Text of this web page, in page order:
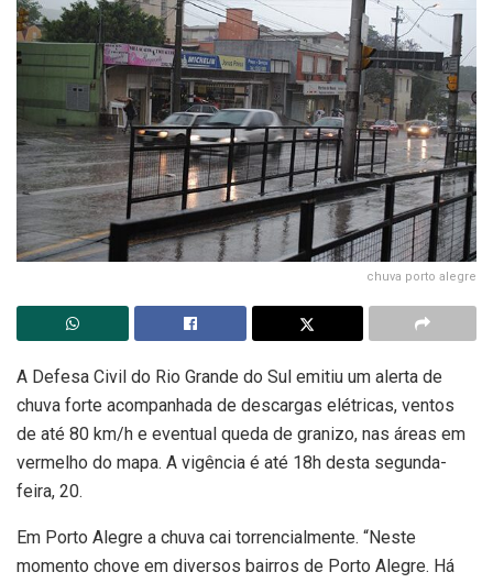
chuva porto alegre
A Defesa Civil do Rio Grande do Sul emitiu um alerta de
chuva forte acompanhada de descargas elétricas, ventos
de até 80 km/h e eventual queda de granizo, nas áreas em
vermelho do mapa. A vigência é até 18h desta segunda-
feira, 20.
Em Porto Alegre a chuva cai torrencialmente. “Neste
momento chove em diversos bairros de Porto Alegre. Há